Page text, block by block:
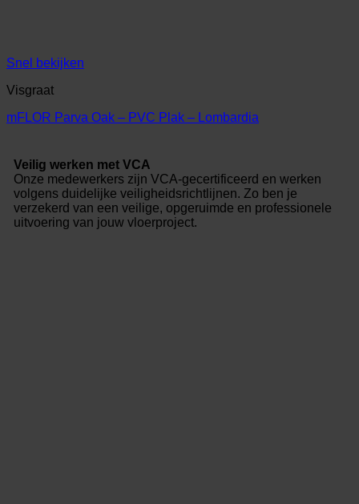
Snel bekijken
Visgraat
mFLOR Parva Oak – PVC Plak – Lombardia
Veilig werken met VCA
Onze medewerkers zijn VCA-gecertificeerd en werken
volgens duidelijke veiligheidsrichtlijnen. Zo ben je
verzekerd van een veilige, opgeruimde en professionele
uitvoering van jouw vloerproject.